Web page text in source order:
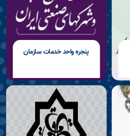
پنجره واحد خدمات سازمان